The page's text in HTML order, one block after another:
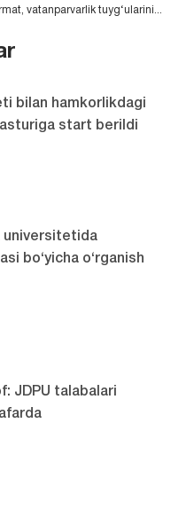
vatanparvarlik tuyg‘ularini...
bilan hamkorlikdagi
start berildi
universitetida
bo‘yicha o‘rganish
JDPU talabalari